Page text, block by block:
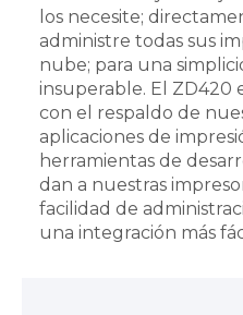
los necesite;
administre todas sus
nube; para una
insuperable. El ZD420
con el respaldo de
aplicaciones de
herramientas de
dan a nuestras
facilidad de
una integración más